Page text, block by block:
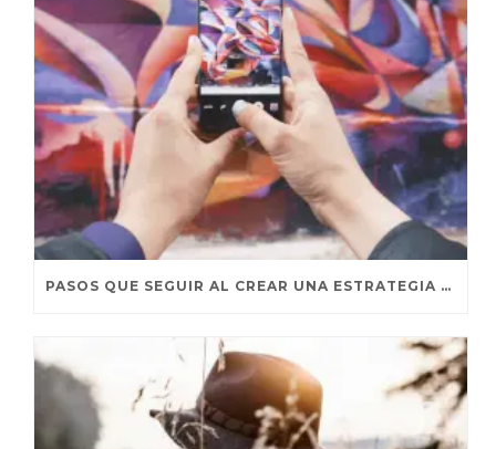
PASOS QUE SEGUIR AL CREAR UNA ESTRATEGIA DE MARKETING DE INFLUENCERS